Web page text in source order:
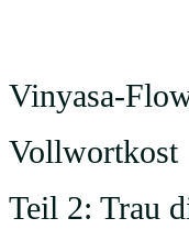
Vinyasa-
Vollwortkost
Teil 2: Trau